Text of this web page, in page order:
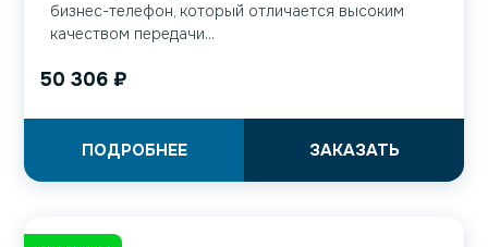
бизнес-телефон, который отличается высоким
качеством передачи...
50 306 ₽
ЗАКАЗАТЬ
ПОДРОБНЕЕ